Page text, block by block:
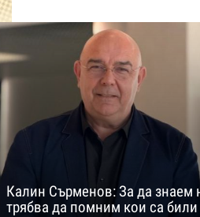
Калин Сърменов: За да знаем
трябва да помним кои са